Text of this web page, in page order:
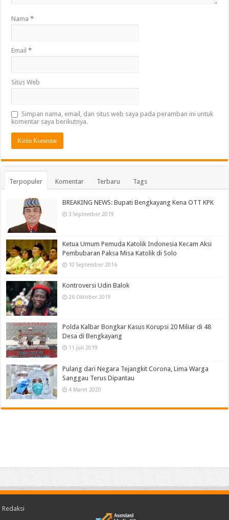
Nama*
Email*
Situs Web
Simpan nama, email, dan situs web saya pada peramban ini untuk
komentar saya berikutnya.
Terpopuler Komentar Terbaru Tags
BREAKING NEWS: Bupati Bengkayang Kena OTT KPK
3 September 2019
Ketua Umum Pemuda Katolik Indonesia Kecam Aksi
Pembubaran Paksa Misa Katolik di Solo
10 September 2016
Kontroversi Udin Balok
26 Oktober 2019
Polda Kalbar Bongkar Kasus Korupsi 20 Miliar di 48
Desa di Bengkayang
11 Juli 2019
Pulang dari Negara Tejangkit Corona, Lima Warga
Sanggau Terus Dipantau
4 Maret 2020
Redaksi